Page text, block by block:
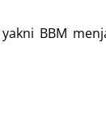
BBM